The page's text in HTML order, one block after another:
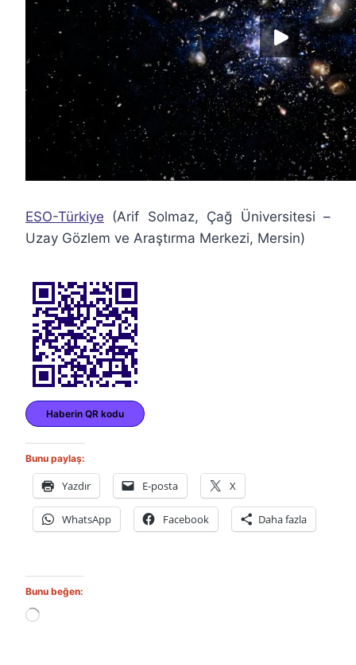
ESO-Türkiye (Arif Solmaz, Çağ Üniversitesi –
Uzay Gözlem ve Araştırma Merkezi, Mersin)
Haberin QR kodu
Bunu paylaş:
Yazdır E-posta X
WhatsApp Facebook Daha fazla
Bunu beğen:
Y